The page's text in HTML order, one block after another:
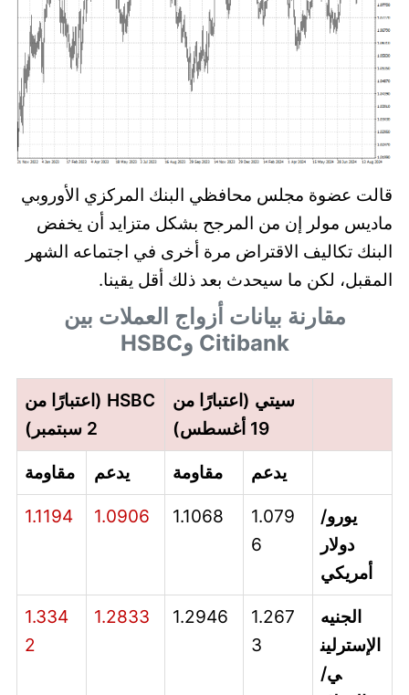
قالت عضوة مجلس محافظي البنك المركزي الأوروبي
ماديس مولر إن من المرجح بشكل متزايد أن يخفض
البنك تكاليف الاقتراض مرة أخرى في اجتماعه الشهر
المقبل، لكن ما سيحدث بعد ذلك أقل يقينا.
مقارنة بيانات أزواج العملات بين
Citibank وHSBC
سيتي (اعتبارًا من
19 أغسطس)
HSBC (اعتبارًا من
2 سبتمبر)
يدعم
مقاومة يدعم
مقاومة
يورو/
دولار
أمريكي
1.079
6
1.1068
1.0906
1.1194
الجنيه
الإسترلين
ي/
1.267
3
1.2946
1.2833
1.334
2